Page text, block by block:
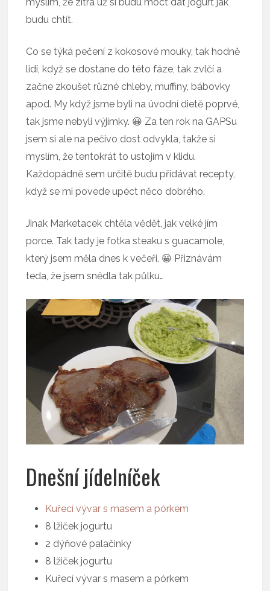
myslím, že zítra už si budu moct dát jogurt jak
budu chtít.
Co se týká pečení z kokosové mouky, tak hodně
lidí, když se dostane do této fáze, tak zvlčí a
začne zkoušet různé chleby, muffiny, bábovky
apod. My když jsme byli na úvodní dietě poprvé,
tak jsme nebyli výjímky. 😀 Za ten rok na GAPSu
jsem si ale na pečivo dost odvykla, takže si
myslím, že tentokrát to ustojím v klidu.
Každopádně sem určitě budu přidávat recepty,
když se mi povede upéct něco dobrého.
Jinak Marketacek chtěla vědět, jak velké jím
porce. Tak tady je fotka steaku s guacamole,
který jsem měla dnes k večeři. 😀 Přiznávám
teda, že jsem snědla tak půlku…
Dnešní jídelníček
Kuřecí vývar s masem a pórkem
8 lžiček jogurtu
2 dýňové palačinky
8 lžiček jogurtu
Kuřecí vývar s masem a pórkem